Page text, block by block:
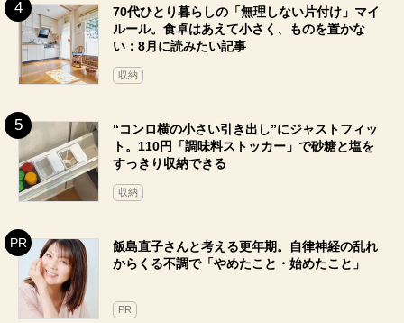
70代ひとり暮らしの「無理しない片付け」マイ
ルール。食卓はあえて小さく、ものを置かな
い：8月に読みたい記事
収納
“コンロ横の小さい引き出し”にジャストフィッ
ト。110円「調味料ストッカー」で砂糖と塩を
すっきり収納できる
収納
飯島直子さんと考える更年期。自律神経の乱れ
からくる不調で「やめたこと・始めたこと」
PR